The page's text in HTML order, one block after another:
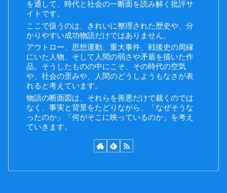
を通して、時代と社会の一断面を読み解く批評サ
イトです。
ここで扱うのは、きれいに整理された歴史や、分
かりやすい成功物語だけではありません。
アウトロー、思想運動、重大事件、戦後史の周縁
にいた人物、そして人間の弱さや矛盾を描いた作
品。そうしたものの中にこそ、その時代の空気
や、社会の歪みや、人間のどうしようもなさが表
れると考えています。
物語の断面図は、それらを善悪だけで裁くのでは
なく、事実と背景をたどりながら、「なぜそうな
ったのか」「何がそこに映っているのか」を考え
ていきます。